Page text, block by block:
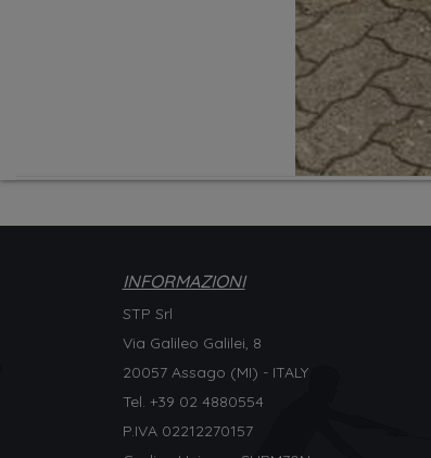
INFORMAZIONI
STP Srl
Via Galileo Galilei, 8
20057 Assago (MI) - ITALY
Tel. +39 02 4880554
P.IVA 02212270157